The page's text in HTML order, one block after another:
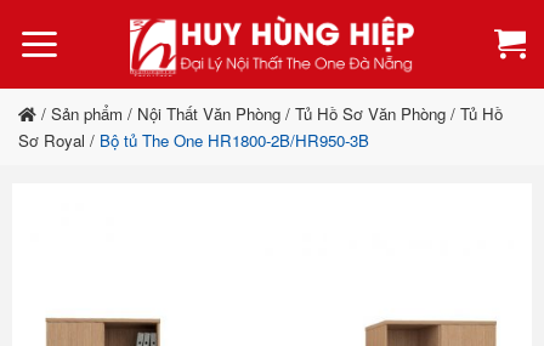
qua
dung
/ Sản phẩm / Nội Thất Văn Phòng / Tủ Hồ Sơ Văn Phòng / Tủ Hồ
Sơ Royal / Bộ tủ The One HR1800-2B/HR950-3B